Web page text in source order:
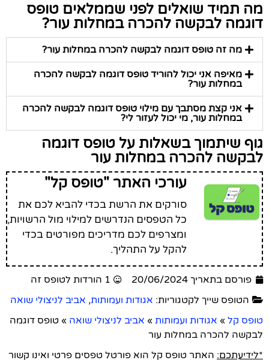
מה תמיד שואלים לפני שממלאים טופס
דוגמה לבקשה להכרה במחלות עור?
מה זה טופס דוגמה לבקשה להכרה במחלות עור?
מאיפה אני יכול להוריד טופס דוגמה לבקשה להכרה
במחלות עור?
אני קצת מסתבך עם מילוי טופס דוגמה לבקשה להכרה
במחלות עור, מי יכול לעזור לי?
גוף שיתמוך בשאלות על טופס דוגמה
לבקשה להכרה במחלות עור
עורכי האתר "טופס קל"
סורקים את הרשת בכדי להביא לכם את
כל הטפסים הנדרשים למילוי מול הרשויות,
ומצרפים לכם מדריכים מפורטים בכדי
להקל על התהליך.
פורסם בתאריך 20/06/2024
1 הורדות לטופס זה
הטופס שייך לקטגוריות: אגודות ועמותות, אביב לניצולי שואה
טופס קל » אגודות ועמותות » אביב לניצולי שואה » טופס דוגמה
לבקשה להכרה במחלות עור
*לידיעתכם: האתר טופס קל הוא פורטל טפסים פרטי ואינו קשור